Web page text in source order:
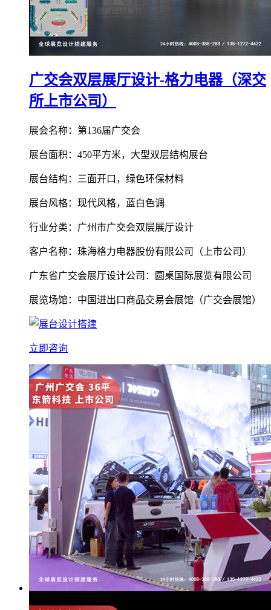
广交会双层展厅设计-格力电器（深交
所上市公司）
展会名称：第136届广交会
展台面积：450平方米，大型双层结构展台
展台结构：三面开口，绿色环保材料
展台风格：现代风格，蓝白色调
行业分类：广州市广交会双层展厅设计
客户名称：珠海格力电器股份有限公司（上市公司）
广东省广交会展厅设计公司：圆桌国际展览有限公司
展览场馆：中国进出口商品交易会展馆（广交会展馆）
立即咨询